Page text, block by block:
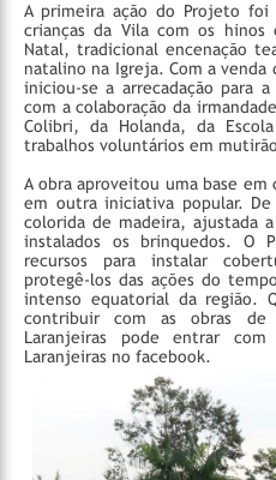
A primeira ação do Projeto foi
crianças da Vila com os
Natal, tradicional encenação
natalino na Igreja. Com a
iniciou-se a arrecadação para
com a colaboração da
Colibri, da Holanda, da
trabalhos voluntários em
A obra aproveitou uma base
em outra iniciativa popular.
colorida de madeira, ajustada
instalados os brinquedos. O
recursos para instalar
protegê-los das ações do
intenso equatorial da região.
contribuir com as obras de
Laranjeiras pode entrar
Laranjeiras no facebook.